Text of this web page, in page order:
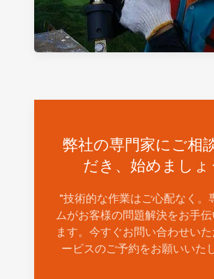
弊社の専門家にご相
だき、始めましょ
"技術的な作業はご心配なく。
ムがお客様の問題解決をお手
ます。今すぐお問い合わせい
ービスのご予約をお願いいた